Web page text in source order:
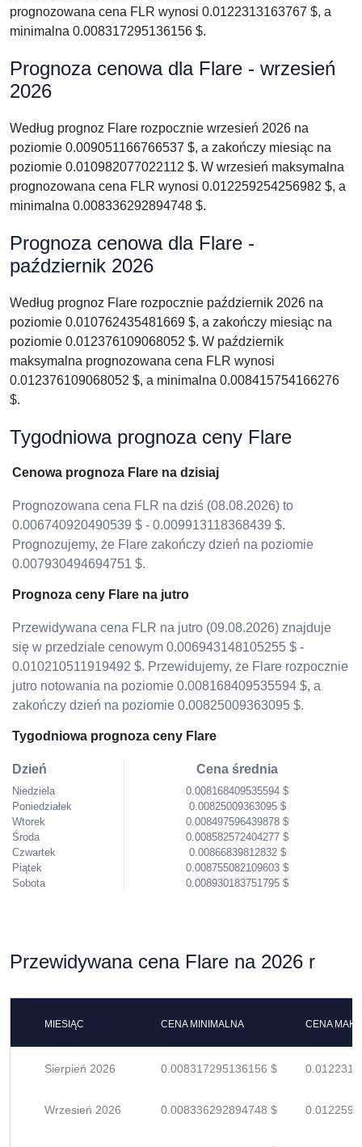
prognozowana cena FLR wynosi 0.0122313163767 $, a
minimalna 0.008317295136156 $.
Prognoza cenowa dla Flare - wrzesień
2026
Według prognoz Flare rozpocznie wrzesień 2026 na
poziomie 0.009051166766537 $, a zakończy miesiąc na
poziomie 0.010982077022112 $. W wrzesień maksymalna
prognozowana cena FLR wynosi 0.012259254256982 $, a
minimalna 0.008336292894748 $.
Prognoza cenowa dla Flare -
październik 2026
Według prognoz Flare rozpocznie październik 2026 na
poziomie 0.010762435481669 $, a zakończy miesiąc na
poziomie 0.012376109068052 $. W październik
maksymalna prognozowana cena FLR wynosi
0.012376109068052 $, a minimalna 0.008415754166276
$.
Tygodniowa prognoza ceny Flare
Cenowa prognoza Flare na dzisiaj
Prognozowana cena FLR na dziś (08.08.2026) to
0.006740920490539 $ - 0.009913118368439 $.
Prognozujemy, że Flare zakończy dzień na poziomie
0.007930494694751 $.
Prognoza ceny Flare na jutro
Przewidywana cena FLR na jutro (09.08.2026) znajduje
się w przedziale cenowym 0.006943148105255 $ -
0.010210511919492 $. Przewidujemy, że Flare rozpocznie
jutro notowania na poziomie 0.008168409535594 $, a
zakończy dzień na poziomie 0.00825009363095 $.
Tygodniowa prognoza ceny Flare
Dzień
Niedziela
Poniedziałek
Wtorek
Środa
Czwartek
Piątek
Sobota
Cena średnia
0.008168409535594 $
0.00825009363095 $
0.008497596439878 $
0.008582572404277 $
0.00866839812832 $
0.008755082109603 $
0.008930183751795 $
Przewidywana cena Flare na 2026 r
MIESIĄC CENA MINIMALNA CENA
Sierpień 2026 0.008317295136156 $
Wrzesień 2026 0.008336292894748 $